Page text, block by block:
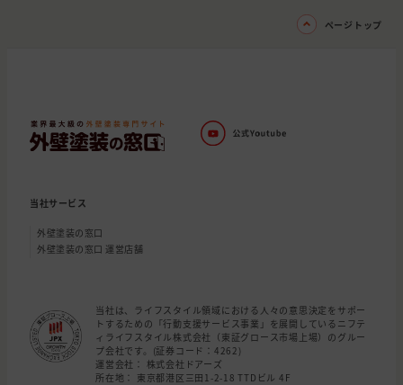
ページトップ
当社サービス
外壁塗装の窓口
外壁塗装の窓口 運営店舗
当社は、ライフスタイル領域における人々の意思決定をサポー
トするための「行動支援サービス事業」を展開しているニフテ
ィライフスタイル株式会社（東証グロース市場上場）のグルー
プ会社です。(証券コード：4262)
運営会社： 株式会社ドアーズ
所在地： 東京都港区三田1-2-18 TTDビル 4F